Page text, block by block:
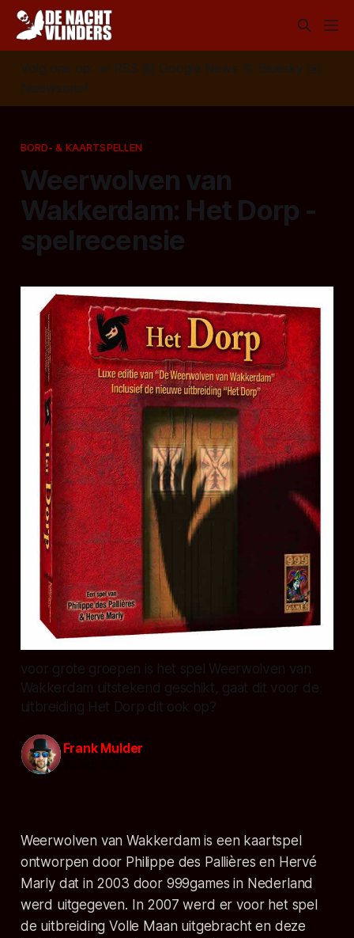
Volg ons op: 📣 RSS 📰 Google News 🦋 Bluesky
✉️
Nieuwsbrief
BORD- & KAARTSPELLEN
Weerwolven van
Wakkerdam: Het Dorp -
spelrecensie
voor grote groepen is het spel Weerwolven van
Wakkerdam uitstekend geschikt, gaat dit voor de
uitbreiding Het Dorp dit ook op?
Frank Mulder
Weerwolven van Wakkerdam is een kaartspel
ontworpen door Philippe des Pallières en Hervé
Marly dat in 2003 door 999games in Nederland
werd uitgegeven. In 2007 werd er voor het spel
de uitbreiding Volle Maan uitgebracht en deze